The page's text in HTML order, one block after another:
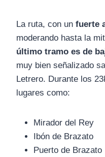
La ruta, con un fuerte
moderando hasta la
último tramo es de
muy bien señalizado
Letrero. Durante los
lugares como:
Mirador del Rey
Ibón de Brazato
Puerto de Brazato